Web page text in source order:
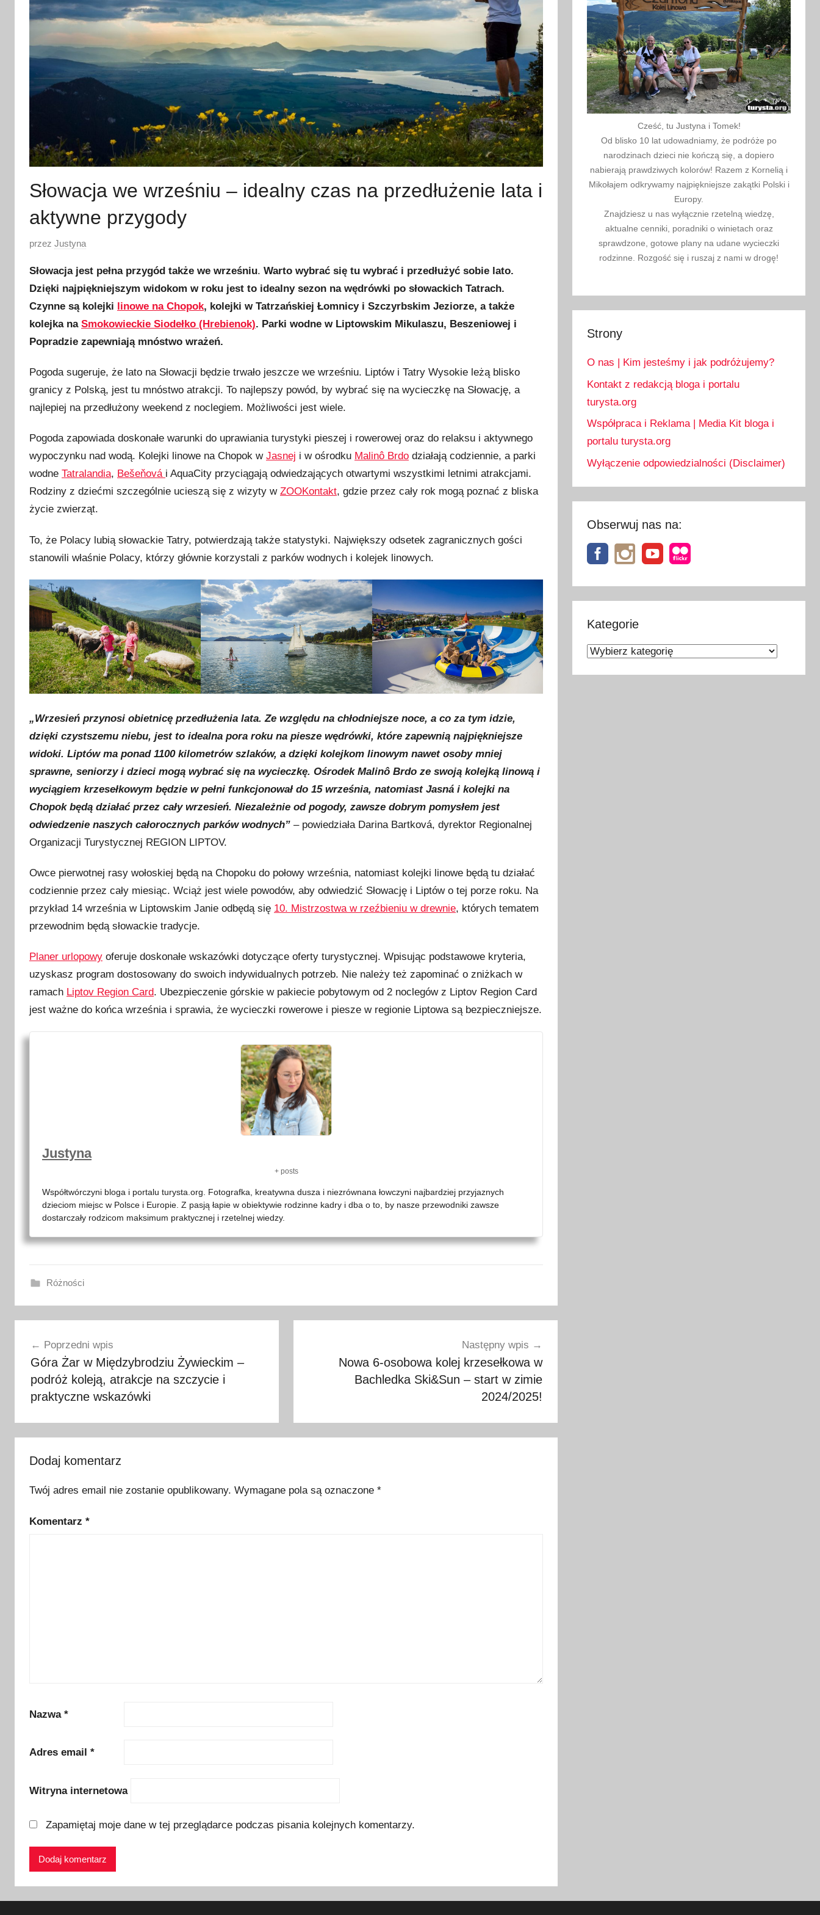
Słowacja we wrześniu – idealny czas na przedłużenie lata i
aktywne przygody
O
u
b
l
i
k
w
a
5
e
ś
a
0
2
4
przez Justyna
Słowacja jest pełna przygód także we wrześniu. Warto wybrać się tu wybrać i przedłużyć sobie lato.
Dzięki najpiękniejszym widokom w roku jest to idealny sezon na wędrówki po słowackich Tatrach.
Czynne są kolejki linowe na Chopok, kolejki w Tatrzańskiej Łomnicy i Szczyrbskim Jeziorze, a także
kolejka na Smokowieckie Siodełko (Hrebienok). Parki wodne w Liptowskim Mikulaszu, Beszeniowej i
Popradzie zapewniają mnóstwo wrażeń.
Pogoda sugeruje, że lato na Słowacji będzie trwało jeszcze we wrześniu. Liptów i Tatry Wysokie leżą blisko
granicy z Polską, jest tu mnóstwo atrakcji. To najlepszy powód, by wybrać się na wycieczkę na Słowację, a
najlepiej na przedłużony weekend z noclegiem. Możliwości jest wiele.
Pogoda zapowiada doskonałe warunki do uprawiania turystyki pieszej i rowerowej oraz do relaksu i aktywnego
wypoczynku nad wodą. Kolejki linowe na Chopok w Jasnej i w ośrodku Malinô Brdo działają codziennie, a parki
wodne Tatralandia, Bešeňová i AquaCity przyciągają odwiedzających otwartymi wszystkimi letnimi atrakcjami.
Rodziny z dziećmi szczególnie ucieszą się z wizyty w ZOOKontakt, gdzie przez cały rok mogą poznać z bliska
życie zwierząt.
To, że Polacy lubią słowackie Tatry, potwierdzają także statystyki. Największy odsetek zagranicznych gości
stanowili właśnie Polacy, którzy głównie korzystali z parków wodnych i kolejek linowych.
„Wrzesień przynosi obietnicę przedłużenia lata. Ze względu na chłodniejsze noce, a co za tym idzie,
dzięki czystszemu niebu, jest to idealna pora roku na piesze wędrówki, które zapewnią najpiękniejsze
widoki. Liptów ma ponad 1100 kilometrów szlaków, a dzięki kolejkom linowym nawet osoby mniej
sprawne, seniorzy i dzieci mogą wybrać się na wycieczkę. Ośrodek Malinô Brdo ze swoją kolejką linową i
wyciągiem krzesełkowym będzie w pełni funkcjonował do 15 września, natomiast Jasná i kolejki na
Chopok będą działać przez cały wrzesień. Niezależnie od pogody, zawsze dobrym pomysłem jest
odwiedzenie naszych całorocznych parków wodnych” – powiedziała Darina Bartková, dyrektor Regionalnej
Organizacji Turystycznej REGION LIPTOV.
Owce pierwotnej rasy wołoskiej będą na Chopoku do połowy września, natomiast kolejki linowe będą tu działać
codziennie przez cały miesiąc. Wciąż jest wiele powodów, aby odwiedzić Słowację i Liptów o tej porze roku. Na
przykład 14 września w Liptowskim Janie odbędą się 10. Mistrzostwa w rzeźbieniu w drewnie, których tematem
przewodnim będą słowackie tradycje.
Planer urlopowy oferuje doskonałe wskazówki dotyczące oferty turystycznej. Wpisując podstawowe kryteria,
uzyskasz program dostosowany do swoich indywidualnych potrzeb. Nie należy też zapominać o zniżkach w
ramach Liptov Region Card. Ubezpieczenie górskie w pakiecie pobytowym od 2 noclegów z Liptov Region Card
jest ważne do końca września i sprawia, że wycieczki rowerowe i piesze w regionie Liptowa są bezpieczniejsze.
Justyna
+ posts
Współtwórczyni bloga i portalu turysta.org. Fotografka, kreatywna dusza i niezrównana łowczyni najbardziej przyjaznych
dzieciom miejsc w Polsce i Europie. Z pasją łapie w obiektywie rodzinne kadry i dba o to, by nasze przewodniki zawsze
dostarczały rodzicom maksimum praktycznej i rzetelnej wiedzy.
Różności
a
k
c
e
L
p
ó
k
ł
w
c
,
u
r
wpisuPoprzedni wpis
Góra Żar w Międzybrodziu Żywieckim –
podróż koleją, atrakcje na szczycie i
praktyczne wskazówki
Następny wpis
Nowa 6-osobowa kolej krzesełkowa w
Bachledka Ski&Sun – start w zimie
2024/2025!
Dodaj komentarz
Twój adres email nie zostanie opublikowany. Wymagane pola są oznaczone *
Komentarz *
Nazwa *
Adres email *
Witryna internetowa
Zapamiętaj moje dane w tej przeglądarce podczas pisania kolejnych komentarzy.
Cześć, tu Justyna i Tomek!
Od blisko 10 lat udowadniamy, że podróże po
narodzinach dzieci nie kończą się, a dopiero
nabierają prawdziwych kolorów! Razem z Kornelią i
Mikołajem odkrywamy najpiękniejsze zakątki Polski i
Europy.
Znajdziesz u nas wyłącznie rzetelną wiedzę,
aktualne cenniki, poradniki o winietach oraz
sprawdzone, gotowe plany na udane wycieczki
rodzinne. Rozgość się i ruszaj z nami w drogę!
Strony
O nas | Kim jesteśmy i jak podróżujemy?
Kontakt z redakcją bloga i portalu
turysta.org
Współpraca i Reklama | Media Kit bloga i
portalu turysta.org
Wyłączenie odpowiedzialności (Disclaimer)
Obserwuj nas na:
Kategorie
Kategorie